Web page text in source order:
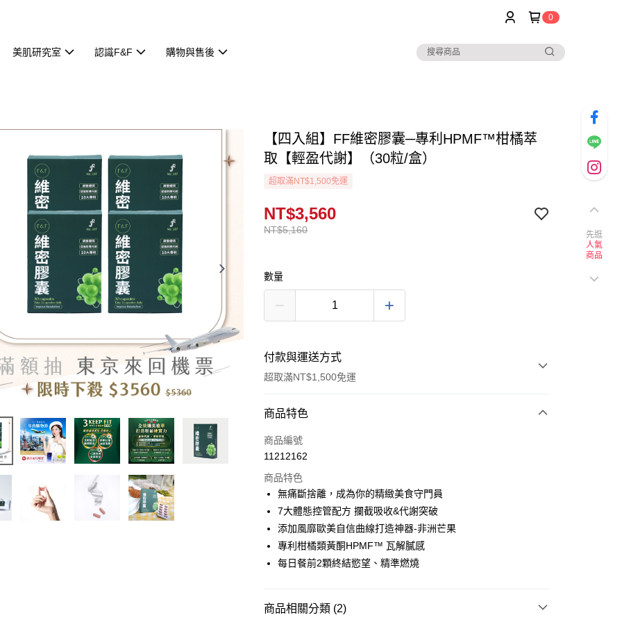
0
美肌研究室 認識F&F 購物與售後
【四入組】FF維密膠囊─專利HPMF™柑橘萃
取【輕盈代謝】（30粒/盒）
超取滿NT$1,500免運
NT$5,160
NT$3,560
數量
付款與運送方式
超取滿NT$1,500免運
付款方式
信用卡一次付款
LINE Pay
Apple Pay
ATM付款
全家取貨付款
商品特色
商品編號
11212162
商品特色
無痛斷捨離，成為你的精緻美食守門員
7大體態控管配方 攔截吸收&代謝突破
添加風靡歐美自信曲線打造神器-非洲芒果
專利柑橘類黃酮HPMF™ 瓦解膩感
每日餐前2顆終結慾望、精準燃燒
商品相關分類 (2)
先逛
人氣
商品